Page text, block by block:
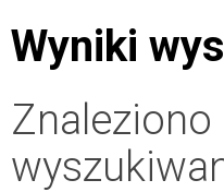
Wyniki